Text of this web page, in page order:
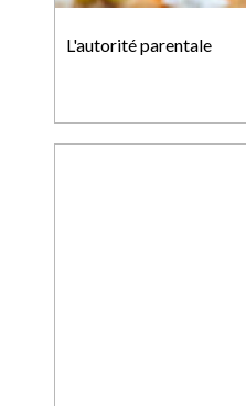
L'autorité parentale